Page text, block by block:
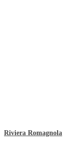
Riviera Romagnola